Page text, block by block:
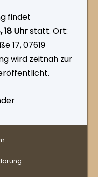
findet
18 Uhrstatt. Ort:
17, 07619
wird zeitnah zur